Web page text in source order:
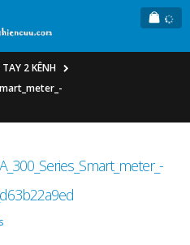
2 KÊNH